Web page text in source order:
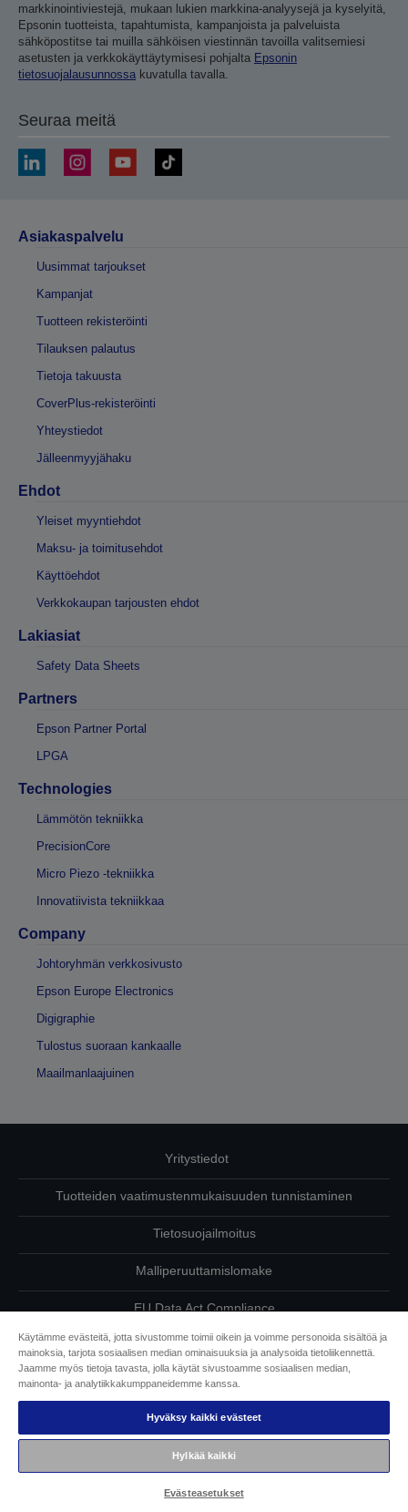
markkinointiviestejä, mukaan lukien markkina-analyysejä ja kyselyitä,
Epsonin tuotteista, tapahtumista, kampanjoista ja palveluista
sähköpostitse tai muilla sähköisen viestinnän tavoilla valitsemiesi
asetusten ja verkkokäyttäytymisesi pohjalta Epsonin
tietosuojalausunnossa kuvatulla tavalla.
Seuraa meitä
Asiakaspalvelu
Uusimmat tarjoukset
Kampanjat
Tuotteen rekisteröinti
Tilauksen palautus
Tietoja takuusta
CoverPlus-rekisteröinti
Yhteystiedot
Jälleenmyyjähaku
Ehdot
Yleiset myyntiehdot
Maksu- ja toimitusehdot
Käyttöehdot
Verkkokaupan tarjousten ehdot
Lakiasiat
Safety Data Sheets
Partners
Epson Partner Portal
LPGA
Technologies
Lämmötön tekniikka
PrecisionCore
Micro Piezo -tekniikka
Innovatiivista tekniikkaa
Company
Johtoryhmän verkkosivusto
Epson Europe Electronics
Digigraphie
Tulostus suoraan kankaalle
Maailmanlaajuinen
Yritystiedot
Tuotteiden vaatimustenmukaisuuden tunnistaminen
Tietosuojailmoitus
Malliperuuttamislomake
EU Data Act Compliance
Ota meihin yhteyttä omista tiedoistasi
Tietoa evästeistä
Epson on sitoutunut saavutettavuuteen
Copyright © 2026 Seiko Epson
Käytämme evästeitä, jotta sivustomme toimii oikein ja voimme personoida sisältöä ja
mainoksia, tarjota sosiaalisen median ominaisuuksia ja analysoida tietoliikennettä.
Jaamme myös tietoja tavasta, jolla käytät sivustoamme sosiaalisen median,
mainonta- ja analytiikkakumppaneidemme kanssa.
Hyväksy kaikki evästeet
Hylkää kaikki
Evästeasetukset